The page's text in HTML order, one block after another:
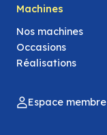
Machines
Nos machines
Occasions
Réalisations
Espace membre